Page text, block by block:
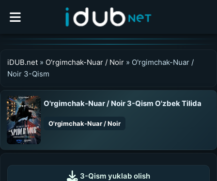
iDUB.net » O'rgimchak-Nuar / Noir » O'rgimchak-Nuar /
Noir 3-Qism
O'rgimchak-Nuar / Noir 3-Qism O'zbek Tilida
O'rgimchak-Nuar / Noir
0:00/0:00
3-Qism yuklab olish